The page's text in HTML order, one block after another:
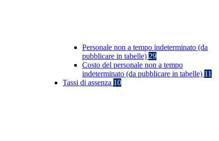
Personale non a tempo indeterminato (da
pubblicare in tabelle) 29
Costo del personale non a tempo
indeterminato (da pubblicare in tabelle) 11
Tassi di assenza 10